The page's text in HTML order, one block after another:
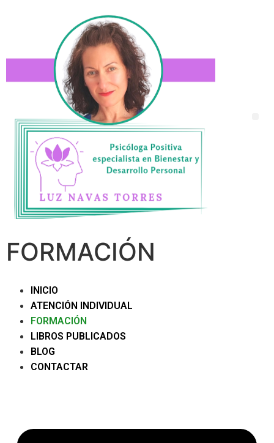
FORMACIÓN
INICIO
ATENCIÓN INDIVIDUAL
FORMACIÓN
LIBROS PUBLICADOS
BLOG
CONTACTAR